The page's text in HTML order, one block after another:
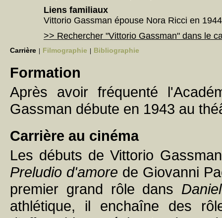
Liens familiaux
Vittorio Gassman épouse Nora Ricci en
>> Rechercher "Vittorio Gassman" dans le
Carrière Filmographie Bibliographie
Formation
Après avoir fréquenté
Gassman débute en 1943 au
Carrière au cinéma
Les débuts de Vittorio
Preludio d'amore de Giovanni
premier grand rôle dans
athlétique, il enchaîne des